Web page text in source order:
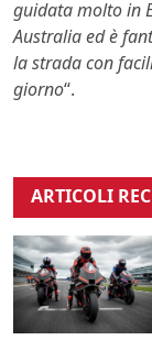
guidata molto in
Australia ed è
la strada con
giorno“.
ARTICOLI